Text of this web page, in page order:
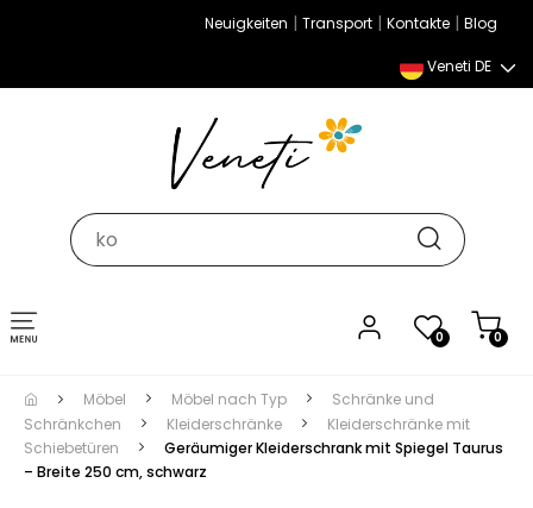
Neuigkeiten | Transport | Kontakte | Blog
Veneti DE
0 0
Umschalten
der
Navigation
Möbel Möbel nach Typ
Schränke und
Schränkchen
Kleiderschränke
Kleiderschränke mit
Schiebetüren
Geräumiger Kleiderschrank mit Spiegel Taurus
– Breite 250 cm, schwarz